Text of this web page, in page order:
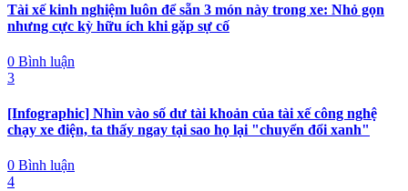
Tài xế kinh nghiệm luôn để sẵn 3 món này trong xe: Nhỏ gọn
nhưng cực kỳ hữu ích khi gặp sự cố
0 Bình luận
3
[Infographic] Nhìn vào số dư tài khoản của tài xế công nghệ
chạy xe điện, ta thấy ngay tại sao họ lại "chuyển đổi xanh"
0 Bình luận
4